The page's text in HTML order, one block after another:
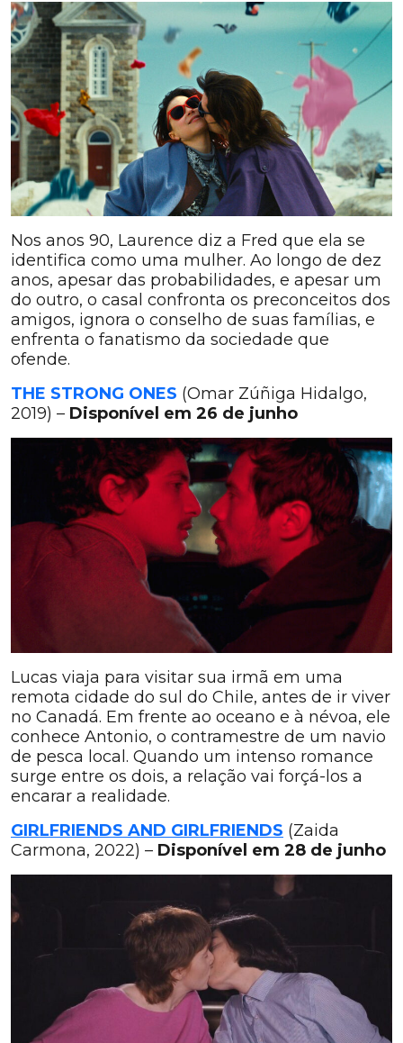
Nos anos 90, Laurence diz a Fred que ela se
identifica como uma mulher. Ao longo de dez
anos, apesar das probabilidades, e apesar um
do outro, o casal confronta os preconceitos dos
amigos, ignora o conselho de suas famílias, e
enfrenta o fanatismo da sociedade que
ofende.
THE STRONG ONES (Omar Zúñiga Hidalgo,
2019) – Disponível em 26 de junho
Lucas viaja para visitar sua irmã em uma
remota cidade do sul do Chile, antes de ir viver
no Canadá. Em frente ao oceano e à névoa, ele
conhece Antonio, o contramestre de um navio
de pesca local. Quando um intenso romance
surge entre os dois, a relação vai forçá-los a
encarar a realidade.
GIRLFRIENDS AND GIRLFRIENDS (Zaida
Carmona, 2022) – Disponível em 28 de junho